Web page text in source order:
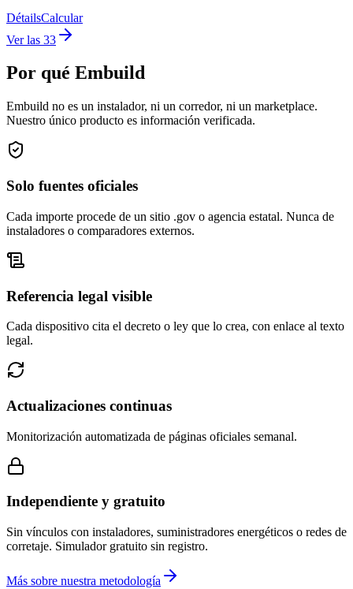
DétailsCalcular
Ver las 33
Por qué Embuild
Embuild no es un instalador, ni un corredor, ni un marketplace.
Nuestro único producto es información verificada.
Solo fuentes oficiales
Cada importe procede de un sitio .gov o agencia estatal. Nunca de
instaladores o comparadores externos.
Referencia legal visible
Cada dispositivo cita el decreto o ley que lo crea, con enlace al texto
legal.
Actualizaciones continuas
Monitorización automatizada de páginas oficiales semanal.
Independiente y gratuito
Sin vínculos con instaladores, suministradores energéticos o redes de
corretaje. Simulador gratuito sin registro.
Más sobre nuestra metodología